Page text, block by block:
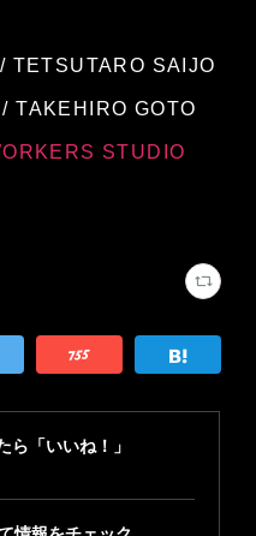
TETSUTARO SAIJO
TAKEHIRO GOTO
STUDIO